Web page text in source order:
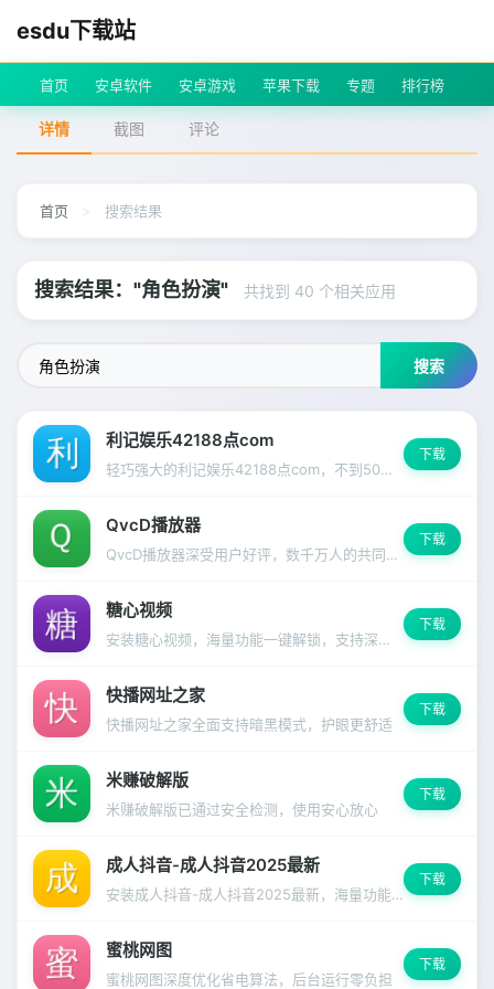
esdu下载站
首页 安卓软件 安卓游戏 苹果下载 专题 排行榜
详情 截图 评论
首页 > 搜索结果
搜索结果："角色扮演" 共找到 40 个相关应用
搜索
利记娱乐42188点com
轻巧强大的利记娱乐42188点com，不到50MB带来无限可能
下载
QvcD播放器
QvcD播放器深受用户好评，数千万人的共同选择
下载
糖心视频
安装糖心视频，海量功能一键解锁，支持深色模式和多语言切换。
下载
快播网址之家
快播网址之家全面支持暗黑模式，护眼更舒适
下载
米赚破解版
米赚破解版已通过安全检测，使用安心放心
下载
成人抖音-成人抖音2025最新
安装成人抖音-成人抖音2025最新，海量功能一键解锁，支持深色模式和多语言切换。
下载
蜜桃网图
蜜桃网图深度优化省电算法，后台运行零负担
下载